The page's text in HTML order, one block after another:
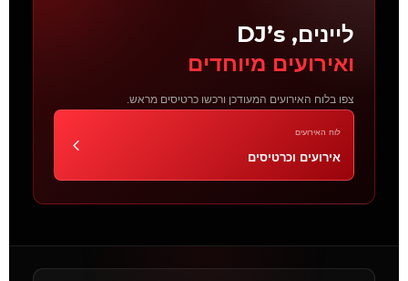
ליינים, DJ’s
ואירועים מיוחדים
צפו בלוח האירועים המעודכן ורכשו כרטיסים מראש.
לוח האירועים
אירועים וכרטיסים